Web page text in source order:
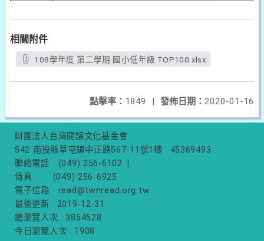
相關附件
108學年度 第二學期 國小低年級 TOP100.xlsx
發佈日期： 2020-01-16
點擊率： 1849 |
財團法人台灣閱讀文化基金會
542 南投縣草屯鎮中正路567-11號1樓
45369493
聯絡電話
(049) 256-6102
傳真
(049) 256-6925
電子信箱
read@twnread.org.tw
最後更新
2019-12-31
總瀏覽人次
3854528
今日瀏覽人次
1908